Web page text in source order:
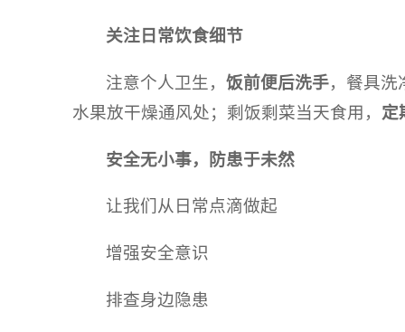
关注日常饮食细节
注意个人卫生，饭前便后洗手，餐具洗
水果放干燥通风处；剩饭剩菜当天食用， 定
安全无小事，防患于未然
让我们从日常点滴做起
增强安全意识
排查身边隐患